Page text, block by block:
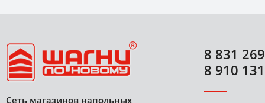
Сеть магазинов напольных
8 831
8 910